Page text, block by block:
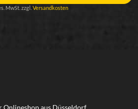
MwSt. zzgl.Versandkosten
Onlineshop aus Düsseldorf